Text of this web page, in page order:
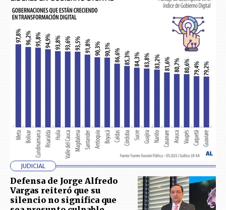
JUDICIAL
Defensa de Jorge Alfredo
Vargas reiteró que su
silencio no significa que